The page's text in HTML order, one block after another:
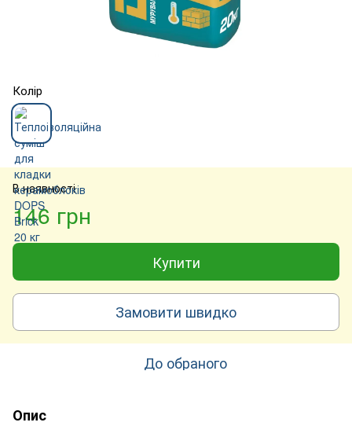
Колір
В наявності
146 грн
Купити
Замовити швидко
До обраного
Опис